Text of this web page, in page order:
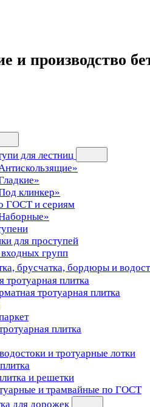
и производство
для лестниц
клинкер»
ГОСТ и сериям
для проступей
групп
брусчатка, бордюры и
тротуарная плитка
тротуарная плитка
плитка
и тротуарные лотки
и решетки
и трамвайные по ГОСТ
для дорожек